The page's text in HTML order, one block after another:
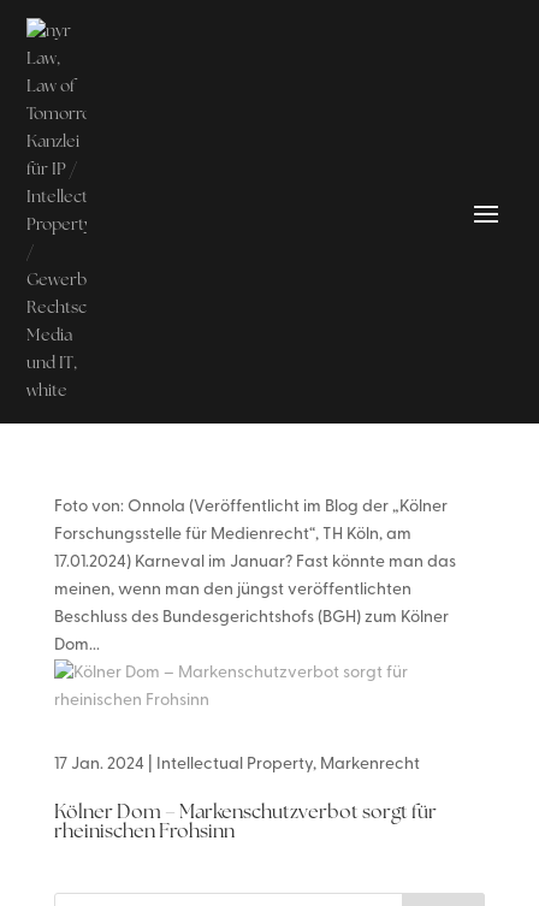
Kölner Dom – Markenschutzverbot sorgt für
rheinischen Frohsinn
17 Jan. 2024| Intellectual Property, Markenrecht
Foto von: Onnola (Veröffentlicht im Blog der „Kölner
Forschungsstelle für Medienrecht“, TH Köln, am
17.01.2024) Karneval im Januar? Fast könnte man das
meinen, wenn man den jüngst veröffentlichten
Beschluss des Bundesgerichtshofs (BGH) zum Kölner
Dom...